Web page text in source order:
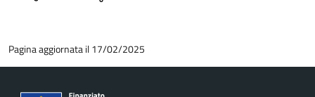
Pagina aggiornata il 17/02/2025